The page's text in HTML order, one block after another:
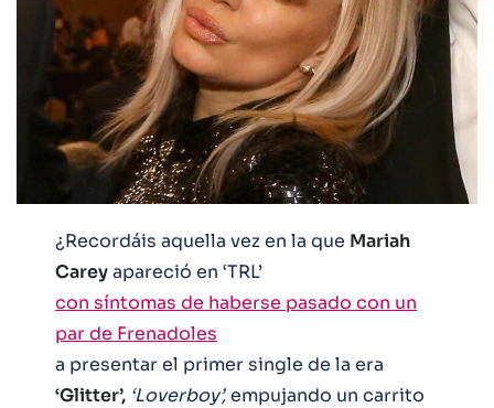
¿Recordáis aquella vez en la que Mariah
Careyapareció en ‘TRL’
con síntomas de haberse pasado con un
par de Frenadoles
a presentar el primer single de la era
‘Glitter’, ‘Loverboy’,empujando un carrito